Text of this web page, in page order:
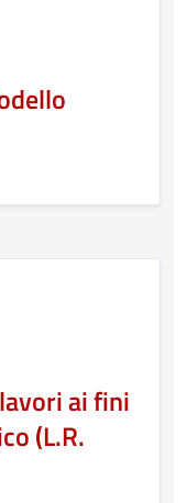
IMU -
ai fini
(L.R.